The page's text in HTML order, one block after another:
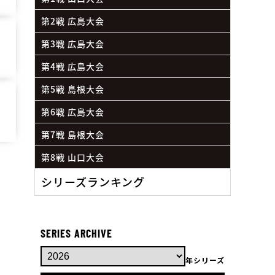
第2戦 広島大会
第3戦 広島大会
第4戦 広島大会
第5戦 島根大会
第6戦 広島大会
第7戦 島根大会
第8戦 山口大会
シリーズランキング
SERIES ARCHIVE
年シリーズ